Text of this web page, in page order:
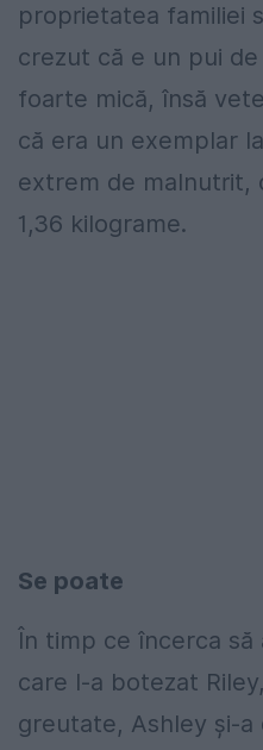
proprietatea familiei
crezut că e un pui
foarte mică, însă
că era un exemplar
extrem de malnutrit,
1,36 kilograme.
Se poate
În timp ce încerca
care l-a botezat
greutate, Ashley şi-a